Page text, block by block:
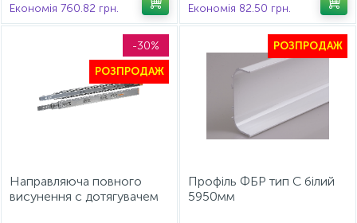
Економія 760.82 грн.
Економія 82.50 грн.
-30%
РОЗПРОДАЖ
Направляюча повного
висунення c дотягувачем
РОЗПРОДАЖ
Профіль ФБР тип С білий
5950мм